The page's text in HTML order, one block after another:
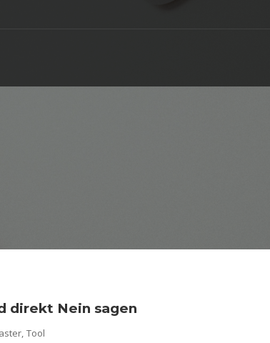
direkt Nein sagen
, Tool